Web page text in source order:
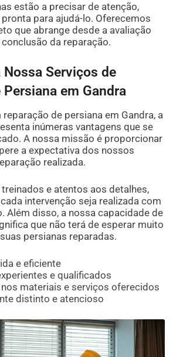
estão a precisar de atenção,
para ajudá-lo. Oferecemos
que abrange desde a avaliação
da reparação.
Nossa Serviços de
Persiana em Gandra
de persiana em Gandra, a
inúmeras vantagens que se
A nossa missão é proporcionar
a expectativa dos nossos
realizada.
e atentos aos detalhes,
intervenção seja realizada com
Além disso, a nossa capacidade de
que não terá de esperar muito
persianas reparadas.
e eficiente
e qualificados
materiais e serviços oferecidos
distinto e atencioso